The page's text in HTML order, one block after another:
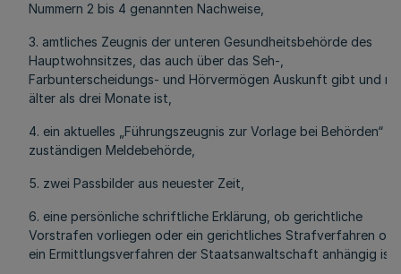
Nummern 2 bis 4 genannten Nachweise,
3. amtliches Zeugnis der unteren Gesundheitsbehörde des
Hauptwohnsitzes, das auch über das Seh-,
Farbunterscheidungs- und Hörvermögen Auskunft gibt und
älter als drei Monate ist,
4. ein aktuelles „Führungszeugnis zur Vorlage bei Behörden“
zuständigen Meldebehörde,
5. zwei Passbilder aus neuester Zeit,
6. eine persönliche schriftliche Erklärung, ob gerichtliche
Vorstrafen vorliegen oder ein gerichtliches Strafverfahren
ein Ermittlungsverfahren der Staatsanwaltschaft anhängig ist,